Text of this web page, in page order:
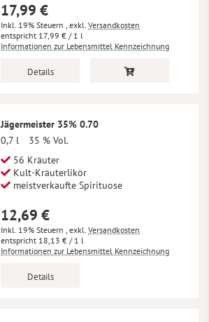
17,99 €
Inkl. 19% Steuern , exkl. Versandkosten
17,99 € / 1 l
Informationen zur Lebensmittel Kennzeichnung
Details
Jägermeister 35% 0.70
0,7 l
35 % Vol.
56 Kräuter
Kult-Kräuterlikör
meistverkaufte Spirituose
12,69 €
Inkl. 19% Steuern , exkl. Versandkosten
18,13 € / 1 l
Informationen zur Lebensmittel Kennzeichnung
Details